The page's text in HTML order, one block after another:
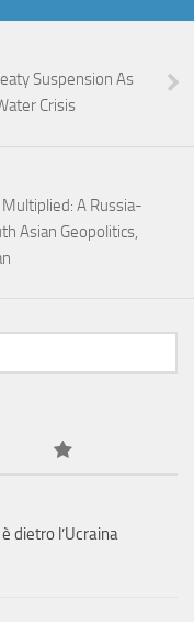
Suspension As
Crisis
Multiplied: A Russia-
Asian Geopolitics,
dietro l’Ucraina